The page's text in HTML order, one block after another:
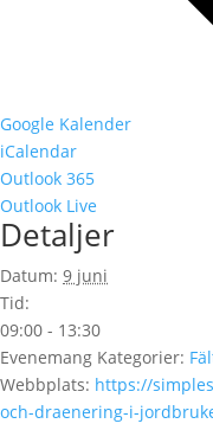
Google Kalender
iCalendar
Outlook 365
Outlook Live
Detaljer
Datum: 9 juni
Tid:
09:00 - 13:30
Evenemang Kategorier:
Webbplats: https://
och-draenering-i-